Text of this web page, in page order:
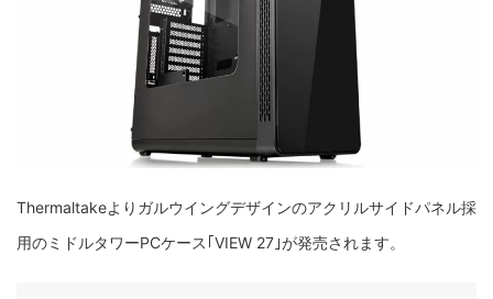
Thermaltakeよりガルウイングデザインのアクリルサイドパネル採
用のミドルタワーPCケース｢VIEW 27｣が発売されます。